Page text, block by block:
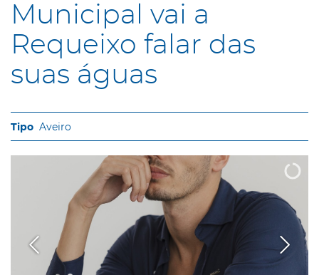
Municipal vai a
Requeixo falar das
suas águas
Aveiro